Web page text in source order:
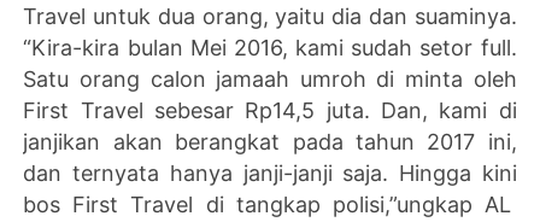
Travel untuk dua orang, yaitu dia dan suaminya.
“Kira-kira bulan Mei 2016, kami sudah setor full.
Satu orang calon jamaah umroh di minta oleh
First Travel sebesar Rp14,5 juta. Dan, kami di
janjikan akan berangkat pada tahun 2017 ini,
dan ternyata hanya janji-janji saja. Hingga kini
bos First Travel di tangkap polisi,”ungkap AL